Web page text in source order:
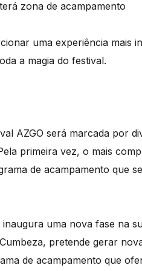
zona de acampamento
uma experiência mais
a magia do festival.
AZGO será marcada por
primeira vez, o mais
de acampamento que
inaugura uma nova fase na
pretende gerar
de acampamento que